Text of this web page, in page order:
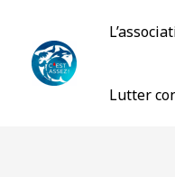
contenu
Lutter